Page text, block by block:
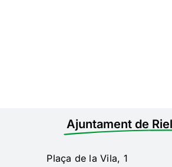
Ajuntament de
Plaça de la Vila, 1